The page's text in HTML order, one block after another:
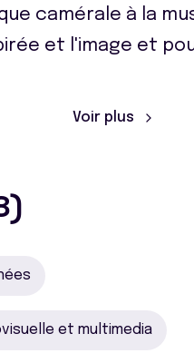
camérale à la
et l'image et
Voir plus
et multimedia